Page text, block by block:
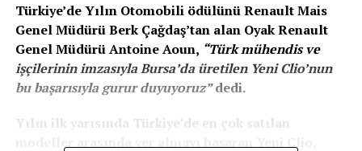
Türkiye’de Yılın Otomobili ödülünü Renault Mais
Genel Müdürü Berk Çağdaş’tan alan Oyak Renault
Genel Müdürü Antoine Aoun, “Türk mühendis ve
işçilerinin imzasıyla Bursa’da üretilen Yeni Clio’nun
bu başarısıyla gurur duyuyoruz”dedi.
Yılın ilk yarısında Türkiye’de en çok satılan